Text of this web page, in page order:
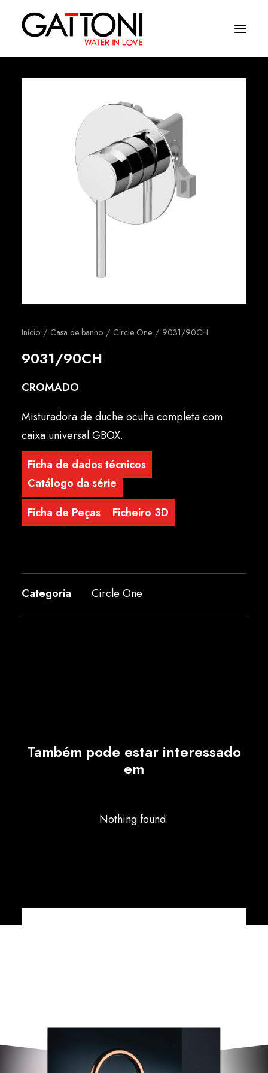
Acabamentos
Início Casa de banho Circle One 9031/90CH
9031/90CH
CROMADO
Misturadora de duche oculta completa com
caixa universal GBOX.
Ficha de dados técnicos
Catálogo da série
Ficha de Peças
Ficheiro 3D
Categoria Circle One
Também pode estar interessado
em
Nothing found.